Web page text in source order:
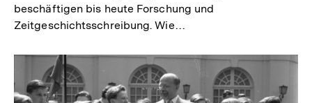
beschäftigen bis heute Forschung und
Zeitgeschichtsschreibung. Wie…